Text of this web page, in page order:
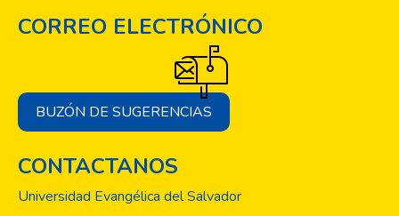
CORREO ELECTRÓNICO
BUZÓN DE SUGERENCIAS
CONTACTANOS
Universidad Evangélica del Salvador